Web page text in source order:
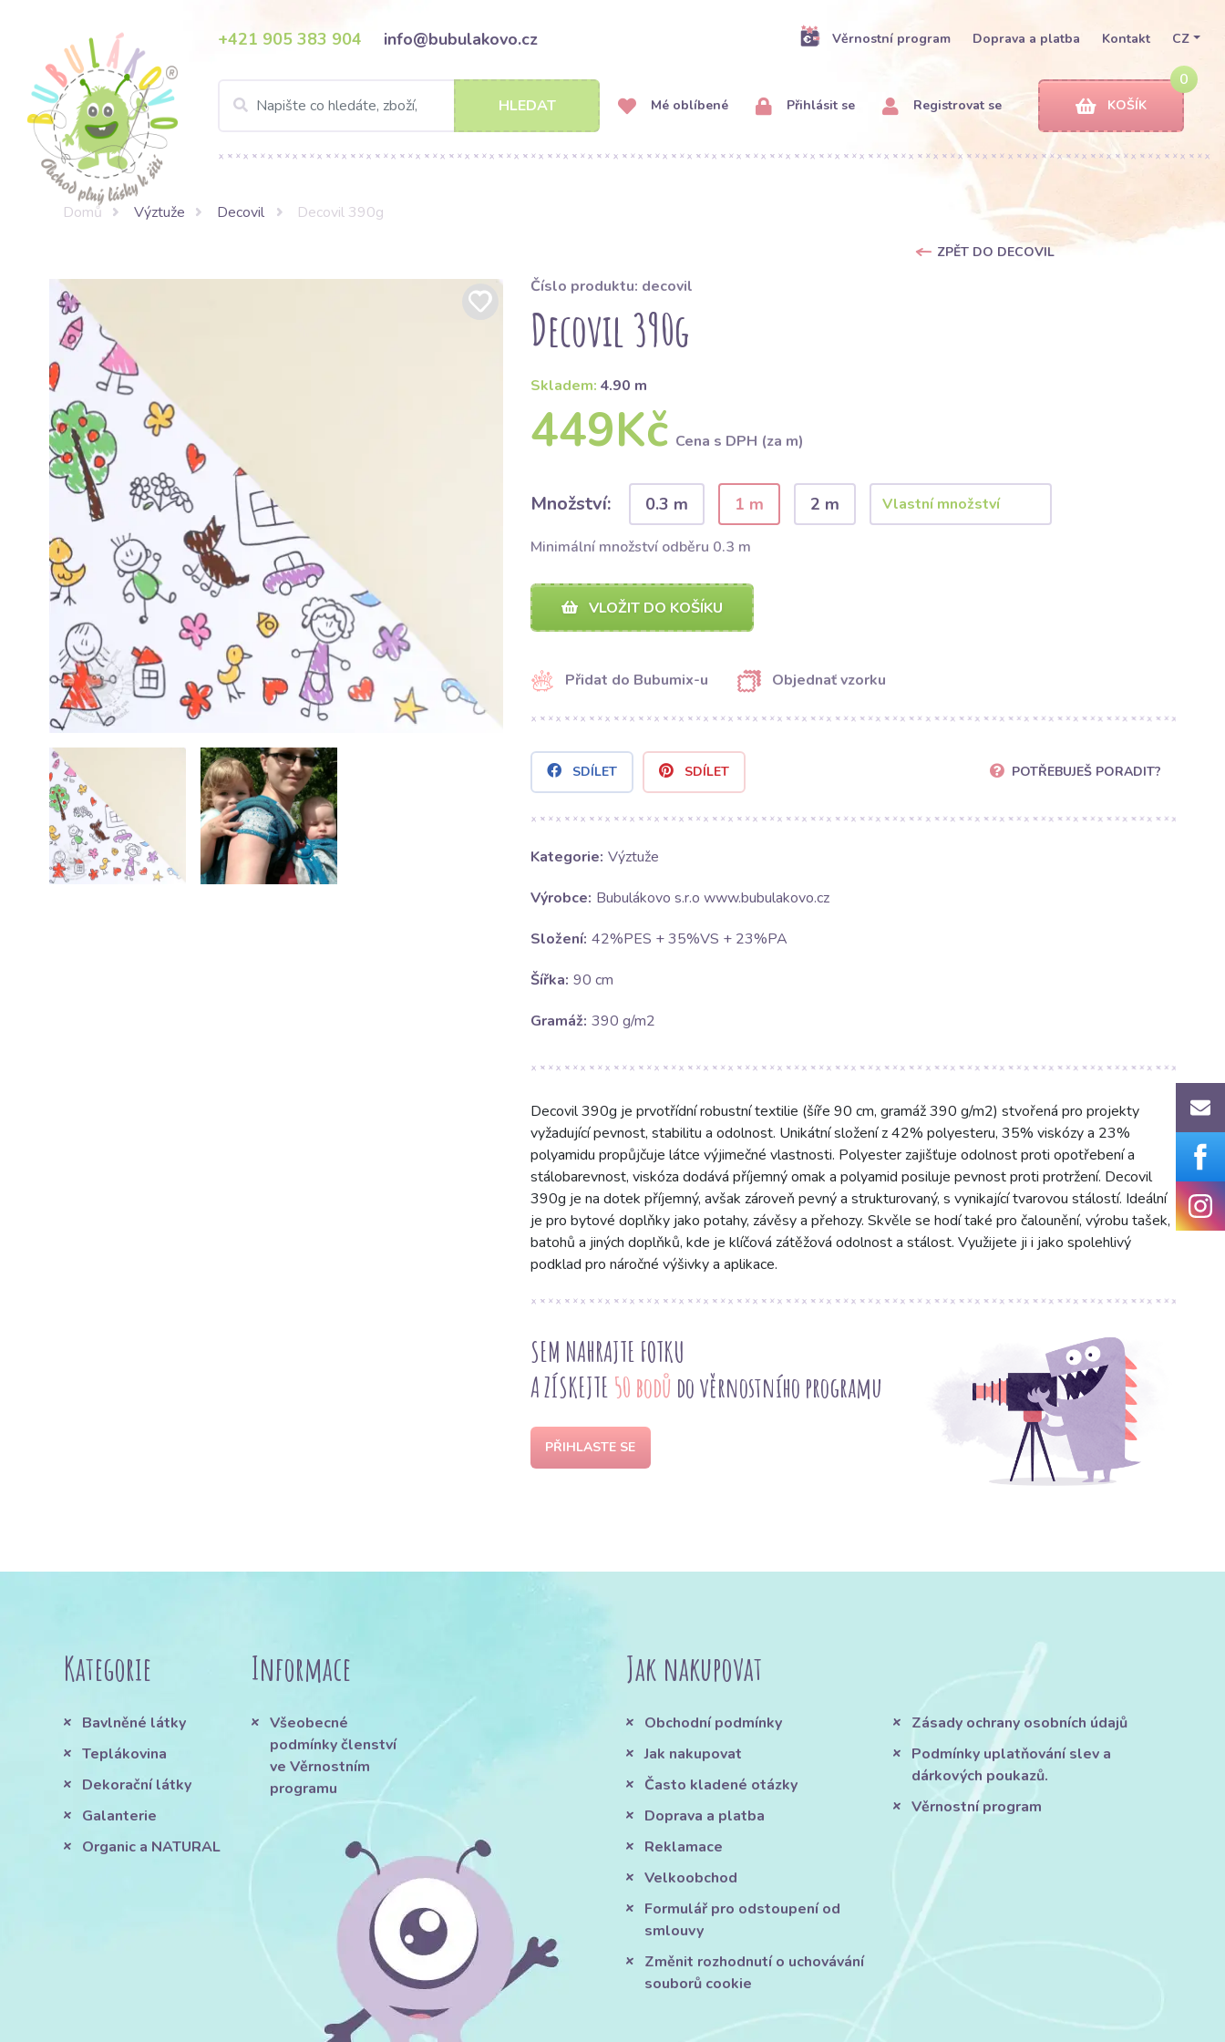
+421 905 383 904 info@bubulakovo.cz Věrnostní program Doprava a platba Kontakt CZ
HLEDAT Mé oblíbené Přihlásit se Registrovat se
0
KOŠÍK
Domů Výztuže Decovil Decovil 390g
ZPĚT DO DECOVIL
Číslo produktu: decovil
Decovil 390g
Skladem: 4.90 m
449Kč Cena s DPH (za m)
Množství: 0.3 m 1 m 2 m
Minimální množství odběru 0.3 m
VLOŽIT DO KOŠÍKU
Přidat do Bubumix-u Objednať vzorku
SDÍLET SDÍLET POTŘEBUJEŠ PORADIT?
Kategorie: Výztuže
Výrobce: Bubulákovo s.r.o www.bubulakovo.cz
Složení: 42%PES + 35%VS + 23%PA
Šířka: 90 cm
Gramáž: 390 g/m2
Decovil 390g je prvotřídní robustní textilie (šíře 90 cm, gramáž 390 g/m2) stvořená pro projekty
vyžadující pevnost, stabilitu a odolnost. Unikátní složení z 42% polyesteru, 35% viskózy a 23%
polyamidu propůjčuje látce výjimečné vlastnosti. Polyester zajišťuje odolnost proti opotřebení a
stálobarevnost, viskóza dodává příjemný omak a polyamid posiluje pevnost proti protržení. Decovil
390g je na dotek příjemný, avšak zároveň pevný a strukturovaný, s vynikající tvarovou stálostí. Ideální
je pro bytové doplňky jako potahy, závěsy a přehozy. Skvěle se hodí také pro čalounění, výrobu tašek,
batohů a jiných doplňků, kde je klíčová zátěžová odolnost a stálost. Využijete ji i jako spolehlivý
podklad pro náročné výšivky a aplikace.
SEM NAHRAJTE FOTKU
A ZÍSKEJTE 50 bodů do věrnostního programu
PŘIHLASTE SE
Kategorie
Bavlněné látky
Teplákovina
Dekorační látky
Galanterie
Organic a NATURAL
Informace
Všeobecné
podmínky členství
ve Věrnostním
programu
Jak nakupovat
Obchodní podmínky
Jak nakupovat
Často kladené otázky
Doprava a platba
Reklamace
Velkoobchod
Formulář pro odstoupení od
smlouvy
Změnit rozhodnutí o uchovávání
souborů cookie
Zásady ochrany osobních údajů
Podmínky uplatňování slev a
dárkových poukazů.
Věrnostní program